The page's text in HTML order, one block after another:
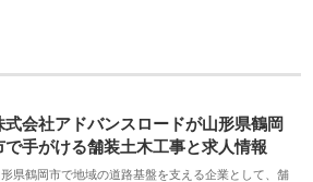
式会社アドバンスロードが山形県鶴岡
で手がける舗装土木工事と求人情報
形県鶴岡市で地域の道路基盤を支える企業として、舗